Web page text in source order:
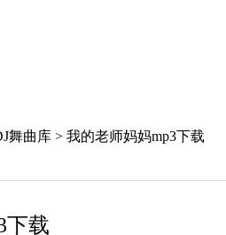
舞曲库 > 我的老师妈妈mp3下载
下载